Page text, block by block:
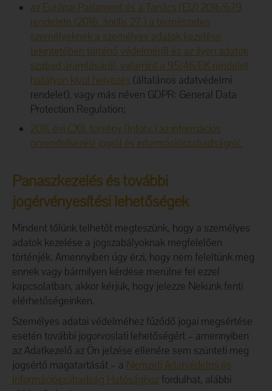
az Európai Parlament és a Tanács (EU) 2016/679
rendelete (2016. április 27.) a természetes
személyeknek a személyes adatok kezelése
tekintetében történő védelméről és az ilyen adatok
szabad áramlásáról, valamint a 95/46/EK rendelet
hatályon kívül helyezés (általános adatvédelmi
rendelet), vagy más néven GDPR: General Data
Protection Regulation;
2011. évi CXII. törvény (Infotv.) az információs
önrendelkezési jogról és információszabadságról.
Panaszkezelés és további
jogérvényesítési lehetőségek
Mindent tőlünk telhetőt megteszünk, hogy a személyes
adatok kezelése a jogszabályoknak megfelelően
történjék. Amennyiben úgy érzi, hogy nem feleltünk meg
ennek vagy bármilyen kérdése merülne fel ezzel
kapcsolatban, akkor kérjük, hogy jelezze Nekünk fenti
elérhetőségeinken.
Személyes adatai védelméhez fűződő jogai megsértése
esetén további jogorvoslati lehetőségért – amennyiben
az Adatkezelő az Ön jelzése ellenére sem szünteti meg
jogsértő magatartását – a Nemzeti Adatvédelmi és
Információszabadság Hatósághoz fordulhat, alábbi